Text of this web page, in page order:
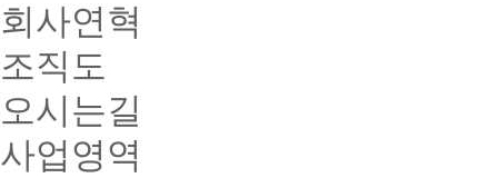
회사연혁
조직도
오시는길
사업영역